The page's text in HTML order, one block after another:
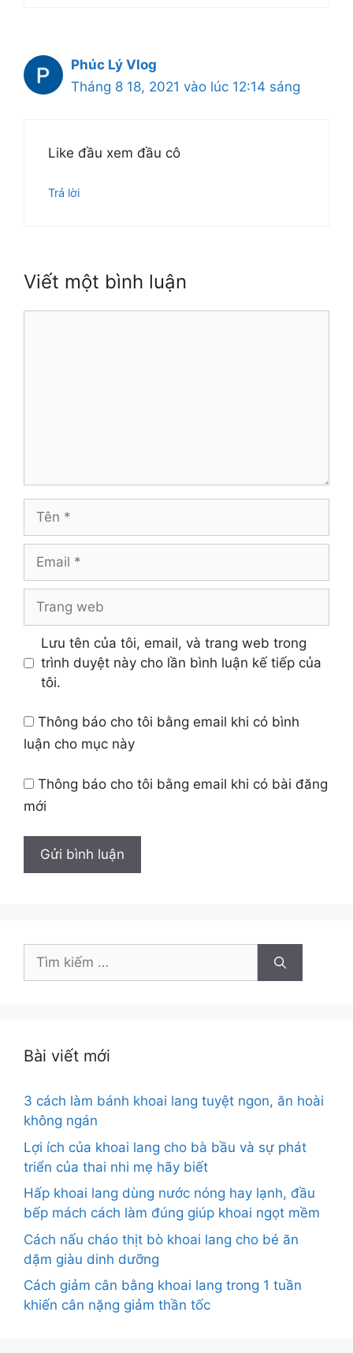
Phúc Lý Vlog
Tháng 8 18, 2021 vào lúc 12:14 sáng
Like đầu xem đầu cô
Trả lời
Viết một bình luận
web
Lưu tên của tôi, email, và trang web trong
trình duyệt này cho lần bình luận kế tiếp của
tôi.
Thông báo cho tôi bằng email khi có bình
luận cho mục này
Thông báo cho tôi bằng email khi có bài đăng
mới
Tìm
Bài viết mới
3 cách làm bánh khoai lang tuyệt ngon, ăn hoài
không ngán
Lợi ích của khoai lang cho bà bầu và sự phát
triển của thai nhi mẹ hãy biết
Hấp khoai lang dùng nước nóng hay lạnh, đầu
bếp mách cách làm đúng giúp khoai ngọt mềm
Cách nấu cháo thịt bò khoai lang cho bé ăn
dặm giàu dinh dưỡng
Cách giảm cân bằng khoai lang trong 1 tuần
khiến cân nặng giảm thần tốc